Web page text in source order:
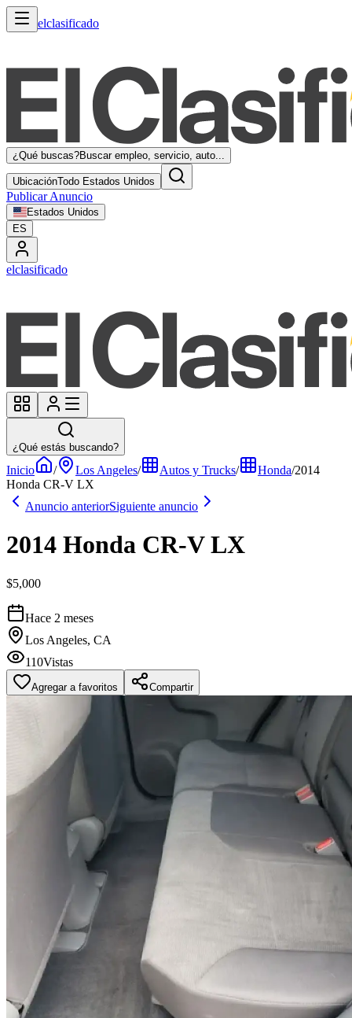
elclasificado
¿Qué buscas?Buscar empleo, servicio, auto...
UbicaciónTodo Estados Unidos
Publicar Anuncio
Estados Unidos
ES
elclasificado
¿Qué estás buscando?
Inicio / Los Angeles/ Autos y Trucks/ Honda/2014
Honda CR-V LX
Anuncio anteriorSiguiente anuncio
2014 Honda CR-V LX
$5,000
Hace 2 meses
Los Angeles, CA
110Vistas
Agregar a favoritos Compartir